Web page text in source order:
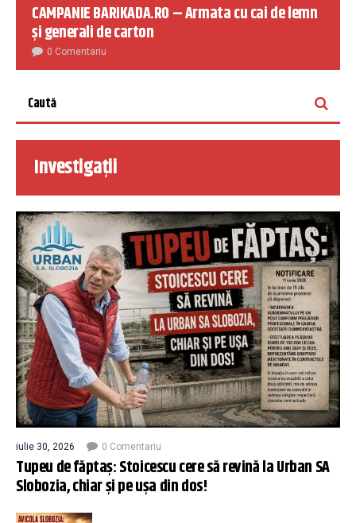
CAMPANIE BARIKADA.RO – Armata cu cai de lemn
și generali de carton
0 Comentariu
Investigații
iulie 30, 2026 0 Comentariu
Tupeu de făptaș: Stoicescu cere să revină la Urban SA
Slobozia, chiar și pe ușa din dos!